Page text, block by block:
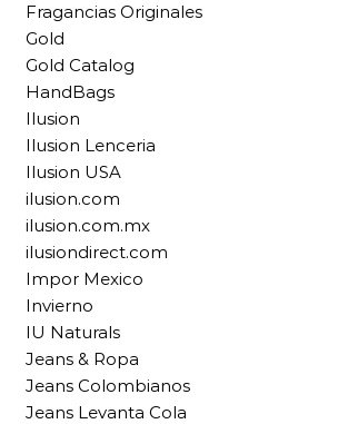
Fragancias Originales
Gold
Gold Catalog
HandBags
Ilusion
Ilusion Lenceria
Ilusion USA
ilusion.com
ilusion.com.mx
ilusiondirect.com
Impor Mexico
Invierno
IU Naturals
Jeans & Ropa
Jeans Colombianos
Jeans Levanta Cola